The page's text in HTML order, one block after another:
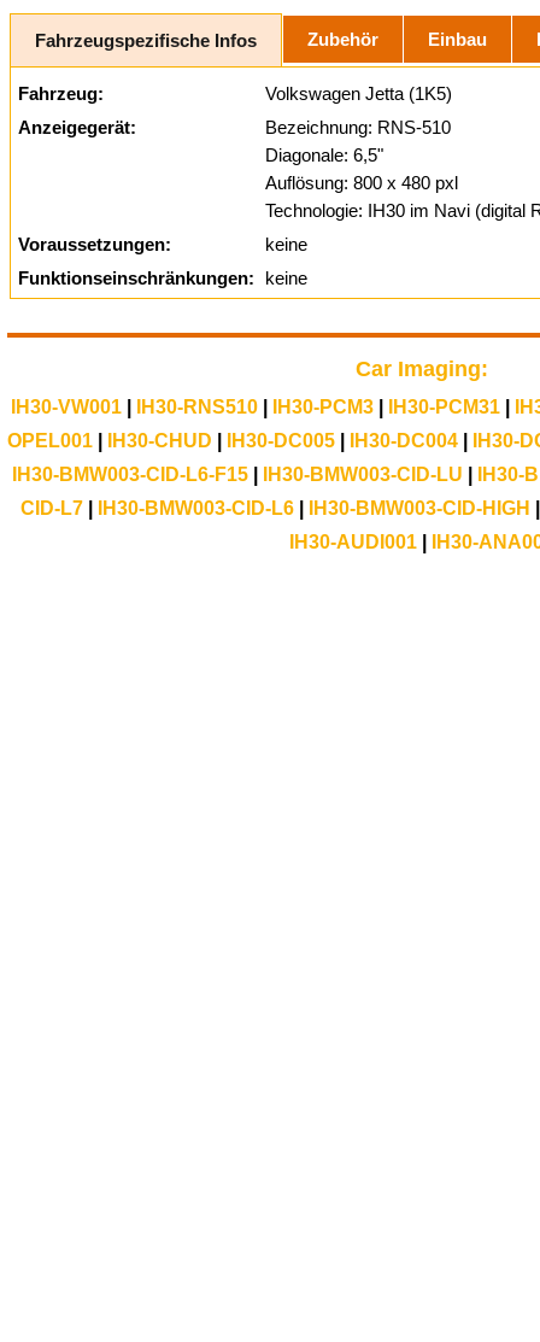
Fahrzeugspezifische Infos Zubehör Einbau
Fahrzeug:
Volkswagen Jetta (1K5)
Anzeigegerät:
Bezeichnung: RNS-510
Diagonale: 6,5"
Auflösung: 800 x 480 pxl
Technologie: IH30 im Navi (digital
Voraussetzungen:
keine
Funktionseinschränkungen:
keine
Car Imaging:
IH30-VW001| IH30-RNS510| IH30-PCM3| IH30-PCM31|
OPEL001
IH30-CHUD IH30-DC005 IH30-DC004
IH30-
IH30-BMW003-CID-L6-F15
IH30-BMW003-CID-LU
IH30-
CID-L7| IH30-BMW003-CID-L6| IH30-BMW003-CID-HIGH
IH30-AUDI001
IH30-